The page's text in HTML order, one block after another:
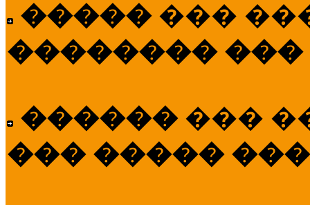
����� ���
�������� ���
������ ���
��� �����